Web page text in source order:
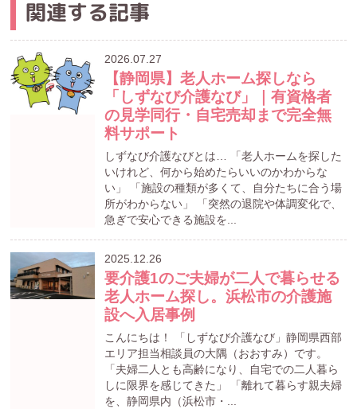
関連する記事
2026.07.27
【静岡県】老人ホーム探しなら
「しずなび介護なび」｜有資格者
の見学同行・自宅売却まで完全無
料サポート
しずなび介護なびとは… 「老人ホームを探した
いけれど、何から始めたらいいのかわからな
い」 「施設の種類が多くて、自分たちに合う場
所がわからない」 「突然の退院や体調変化で、
急ぎで安心できる施設を...
2025.12.26
要介護1のご夫婦が二人で暮らせる
老人ホーム探し。浜松市の介護施
設へ入居事例
こんにちは！ 「しずなび介護なび」静岡県西部
エリア担当相談員の大隅（おおすみ）です。
「夫婦二人とも高齢になり、自宅での二人暮ら
しに限界を感じてきた」 「離れて暮らす親夫婦
を、静岡県内（浜松市・...